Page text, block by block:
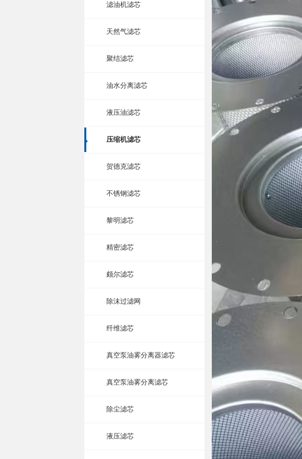
滤油机滤芯
天然气滤芯
聚结滤芯
油水分离滤芯
液压油滤芯
压缩机滤芯
贺德克滤芯
不锈钢滤芯
黎明滤芯
精密滤芯
颇尔滤芯
除沫过滤网
纤维滤芯
真空泵油雾分离器滤芯
真空泵油雾分离滤芯
除尘滤芯
液压滤芯